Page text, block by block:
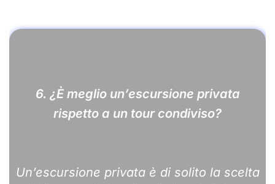
6. ¿È meglio un’escursione privata
rispetto a un tour condiviso?
Un’escursione privata è di solito la scelta